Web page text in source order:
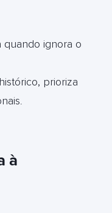
quando ignora o
prioriza
.
à